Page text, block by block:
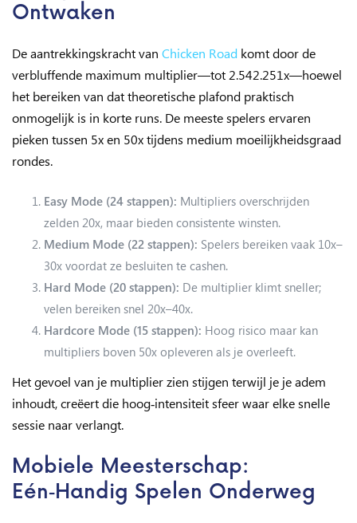
Ontwaken
De aantrekkingskracht van Chicken Road komt door de
verbluffende maximum multiplier—tot 2.542.251x—hoewel
het bereiken van dat theoretische plafond praktisch
onmogelijk is in korte runs. De meeste spelers ervaren
pieken tussen 5x en 50x tijdens medium moeilijkheidsgraad
rondes.
Easy Mode (24 stappen): Multipliers overschrijden
zelden 20x, maar bieden consistente winsten.
Medium Mode (22 stappen): Spelers bereiken vaak 10x–
30x voordat ze besluiten te cashen.
Hard Mode (20 stappen): De multiplier klimt sneller;
velen bereiken snel 20x–40x.
Hardcore Mode (15 stappen): Hoog risico maar kan
multipliers boven 50x opleveren als je overleeft.
Het gevoel van je multiplier zien stijgen terwijl je je adem
inhoudt, creëert die hoog‑intensiteit sfeer waar elke snelle
sessie naar verlangt.
Mobiele Meesterschap:
Eén‑Handig Spelen Onderweg